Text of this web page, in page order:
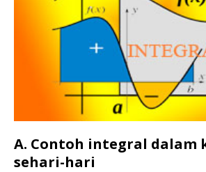
A. Contoh integral dalam
sehari-hari